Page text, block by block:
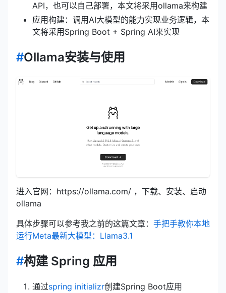
API，也可以自己部署，本文将采用ollama来构建
应用构建：调用AI大模型的能力实现业务逻辑，本
文将采用Spring Boot + Spring AI来实现
#Ollama安装与使用
进入官网：https://ollama.com/ ，下载、安装、启动
ollama
具体步骤可以参考我之前的这篇文章： 手把手教你本地
运行Meta最新大模型：Llama3.1
#构建 Spring 应用
通过spring initializr创建Spring Boot应用